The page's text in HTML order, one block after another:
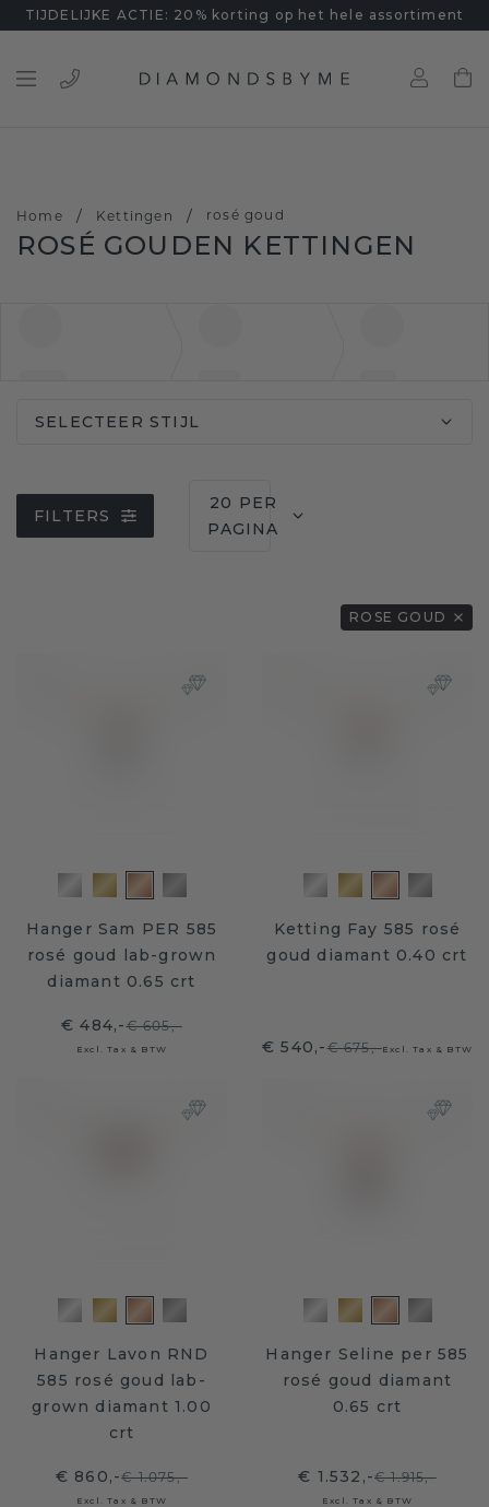
TIJDELIJKE ACTIE: 20% korting op het hele assortiment
Home / Kettingen / rosé goud
ROSÉ GOUDEN KETTINGEN
SELECTEER STIJL
FILTERS
20 PER
PAGINA
ROSE GOUD
Hanger Sam PER 585
rosé goud lab-grown
diamant 0.65 crt
€ 484,-€ 605,-
Excl. Tax & BTW
Ketting Fay 585 rosé
goud diamant 0.40 crt
€ 540,-€ 675,-Excl. Tax & BTW
Hanger Lavon RND
585 rosé goud lab-
grown diamant 1.00
crt
€ 860,-€ 1.075,-
Excl. Tax & BTW
Hanger Seline per 585
rosé goud diamant
0.65 crt
€ 1.532,-€ 1.915,-
Excl. Tax & BTW